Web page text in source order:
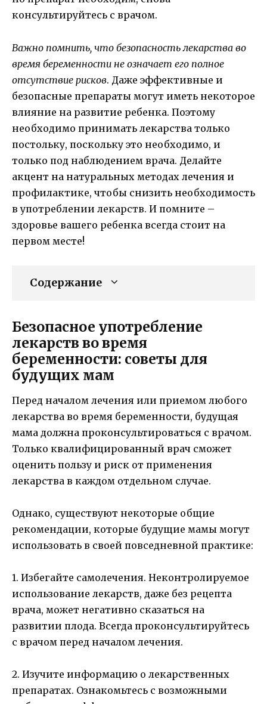
консультируйтесь с врачом.
Важно помнить, что безопасность лекарства во
время беременности не означает его полное
отсутствие рисков. Даже эффективные и
безопасные препараты могут иметь некоторое
влияние на развитие ребенка. Поэтому
необходимо принимать лекарства только
постольку, поскольку это необходимо, и
только под наблюдением врача. Делайте
акцент на натуральных методах лечения и
профилактике, чтобы снизить необходимость
в употреблении лекарств. И помните –
здоровье вашего ребенка всегда стоит на
первом месте!
Содержание
Безопасное употребление
лекарств во время
беременности: советы для
будущих мам
Перед началом лечения или приемом любого
лекарства во время беременности, будущая
мама должна проконсультироваться с врачом.
Только квалифицированный врач сможет
оценить пользу и риск от применения
лекарства в каждом отдельном случае.
Однако, существуют некоторые общие
рекомендации, которые будущие мамы могут
использовать в своей повседневной практике:
1. Избегайте самолечения. Неконтролируемое
использование лекарств, даже без рецепта
врача, может негативно сказаться на
развитии плода. Всегда проконсультируйтесь
с врачом перед началом лечения.
2. Изучите информацию о лекарственных
препаратах. Ознакомьтесь с возможными